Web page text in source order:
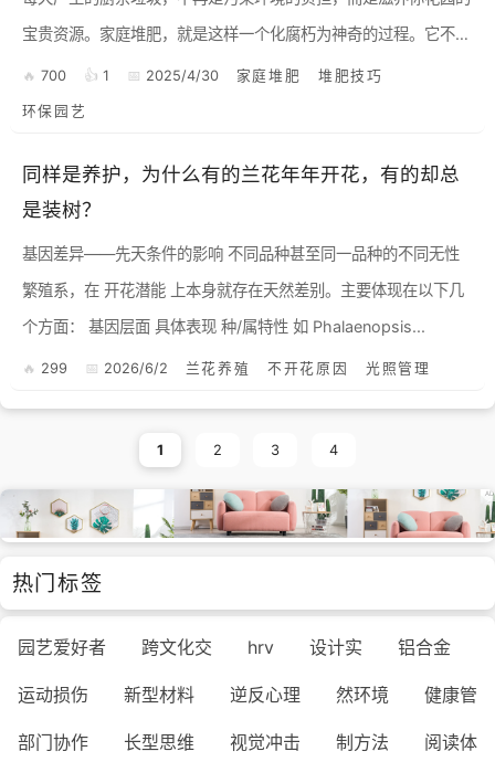
宝贵资源。家庭堆肥，就是这样一个化腐朽为神奇的过程。它不仅
能减少垃圾填埋，还能为你心爱的花草提供天然、健康的肥料。今
天...
700 1 2025/4/30 家庭堆肥 堆肥技巧
环保园艺
同样是养护，为什么有的兰花年年开花，有的却总
是装树？
基因差异——先天条件的影响 不同品种甚至同一品种的不同无性
繁殖系，在 开花潜能 上本身就存在天然差别。主要体现在以下几
个方面： 基因层面 具体表现 种/属特性 如 Phalaenopsis...
299 2026/6/2 兰花养殖 不开花原因 光照管理
1 2 3 4
热门标签
园艺爱好者 跨文化交 hrv 设计实 铝合金
运动损伤 新型材料 逆反心理 然环境 健康管
部门协作 长型思维 视觉冲击 制方法 阅读体